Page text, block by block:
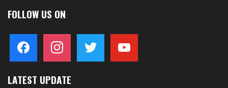
FOLLOW US ON
facebook instagram twitter youtube
LATEST UPDATE